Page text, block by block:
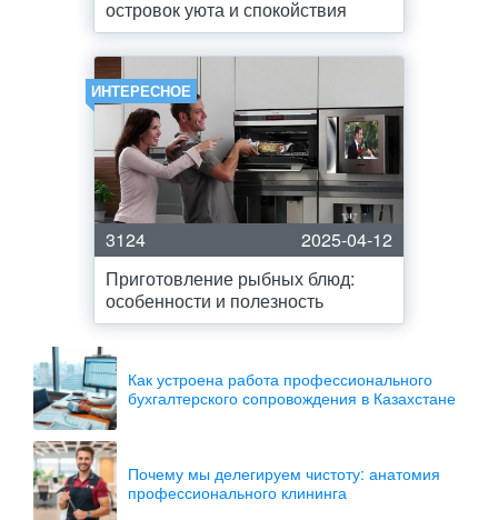
островок уюта и спокойствия
ИНТЕРЕСНОЕ
3124
2025-04-12
Приготовление рыбных блюд:
особенности и полезность
Как устроена работа профессионального
бухгалтерского сопровождения в Казахстане
Почему мы делегируем чистоту: анатомия
профессионального клининга